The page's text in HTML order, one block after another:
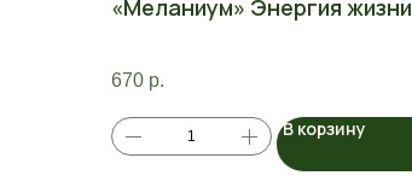
«Меланиум» Энергия жизни
670 р.
В корзину